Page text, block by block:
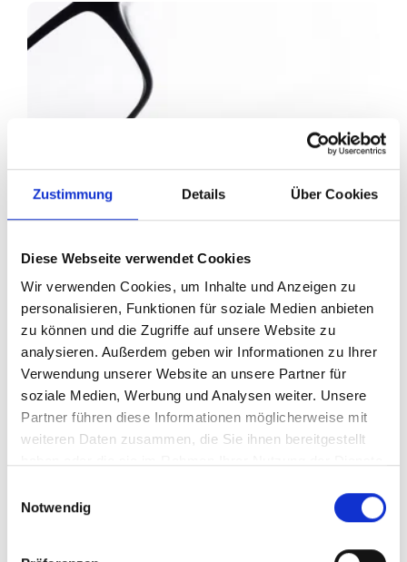
Zustimmung Details Über Cookies
Diese Webseite verwendet Cookies
Wir verwenden Cookies, um Inhalte und Anzeigen zu
personalisieren, Funktionen für soziale Medien anbieten
zu können und die Zugriffe auf unsere Website zu
analysieren. Außerdem geben wir Informationen zu Ihrer
Verwendung unserer Website an unsere Partner für
soziale Medien, Werbung und Analysen weiter. Unsere
Partner führen diese Informationen möglicherweise mit
weiteren Daten zusammen, die Sie ihnen bereitgestellt
Notwendig
Ihr Partner für optimales
Sehen in Aschaffenburg
Als erster Ansprechpartner für das gute Sehen sind wir
anatomisch und ästhetisch perfekt auf Ihre
individuellen Wünsche und Bedürfnisse angepasste
Sehhilfe kümmern. Wir sind auch oft die Ersten, die